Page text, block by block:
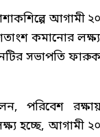
আগামী
কমানোর লক্ষ্য
সভাপতি
পরিবেশ
হচ্ছে, আগামী